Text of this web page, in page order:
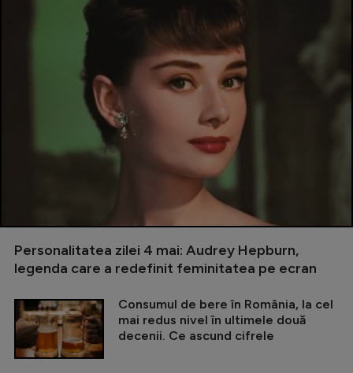
Personalitatea zilei 4 mai: Audrey Hepburn,
legenda care a redefinit feminitatea pe ecran
Consumul de bere în România, la cel
mai redus nivel în ultimele două
decenii. Ce ascund cifrele